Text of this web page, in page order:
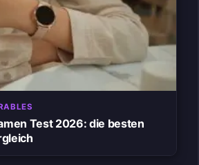
Test 2026: die besten